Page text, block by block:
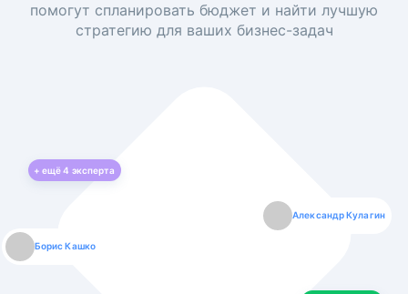
помогут спланировать бюджет и найти лучшую
стратегию для ваших бизнес-задач
+ ещё4 эксперта
Борис Кашко
Александр Кулагин
Юлия Изоитко
Даниил Макаров
Александр Кулагин
Екатерина Лазаренко
Даниил Макаров
Борис Кашко
Екатерина Лазаренко
Юлия Изоитко